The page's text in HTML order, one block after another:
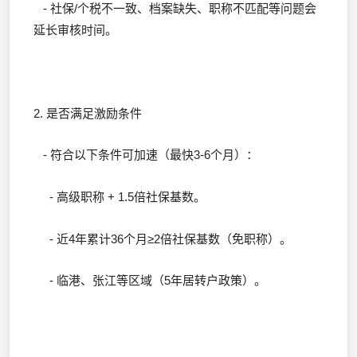
- 社保/个税不一致、档案缺失、职称不匹配等问题会
延长审核时间。
2. 是否满足激励条件
- 符合以下条件可加速（最快3-6个月）：
- 高级职称 + 1.5倍社保基数。
- 近4年累计36个月≥2倍社保基数（免职称）。
- 临港、张江等区域（5年居转户政策）。